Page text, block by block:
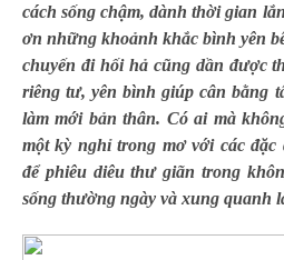
cách sống chậm, dành thời gian
ơn những khoảnh khắc bình yên
chuyến đi hối hả cũng dần được
riêng tư, yên bình giúp cân bằng
làm mới bản thân. Có ai mà
một kỳ nghỉ trong mơ với các
để phiêu diêu thư giãn trong
sống thường ngày và xung quanh